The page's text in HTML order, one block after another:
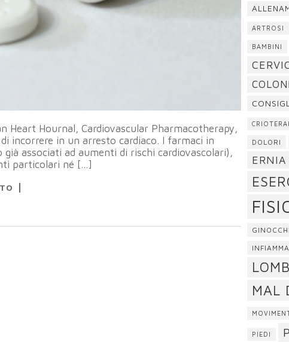
Heart Hournal, Cardiovascular Pharmacotherapy,
incorrere in un arresto cardiaco. I farmaci in
associati ad aumenti di rischi cardiovascolari),
particolari né […]
ARTROSI
BAMBINI
DOLORI
ERNIA
MAL
PIEDI